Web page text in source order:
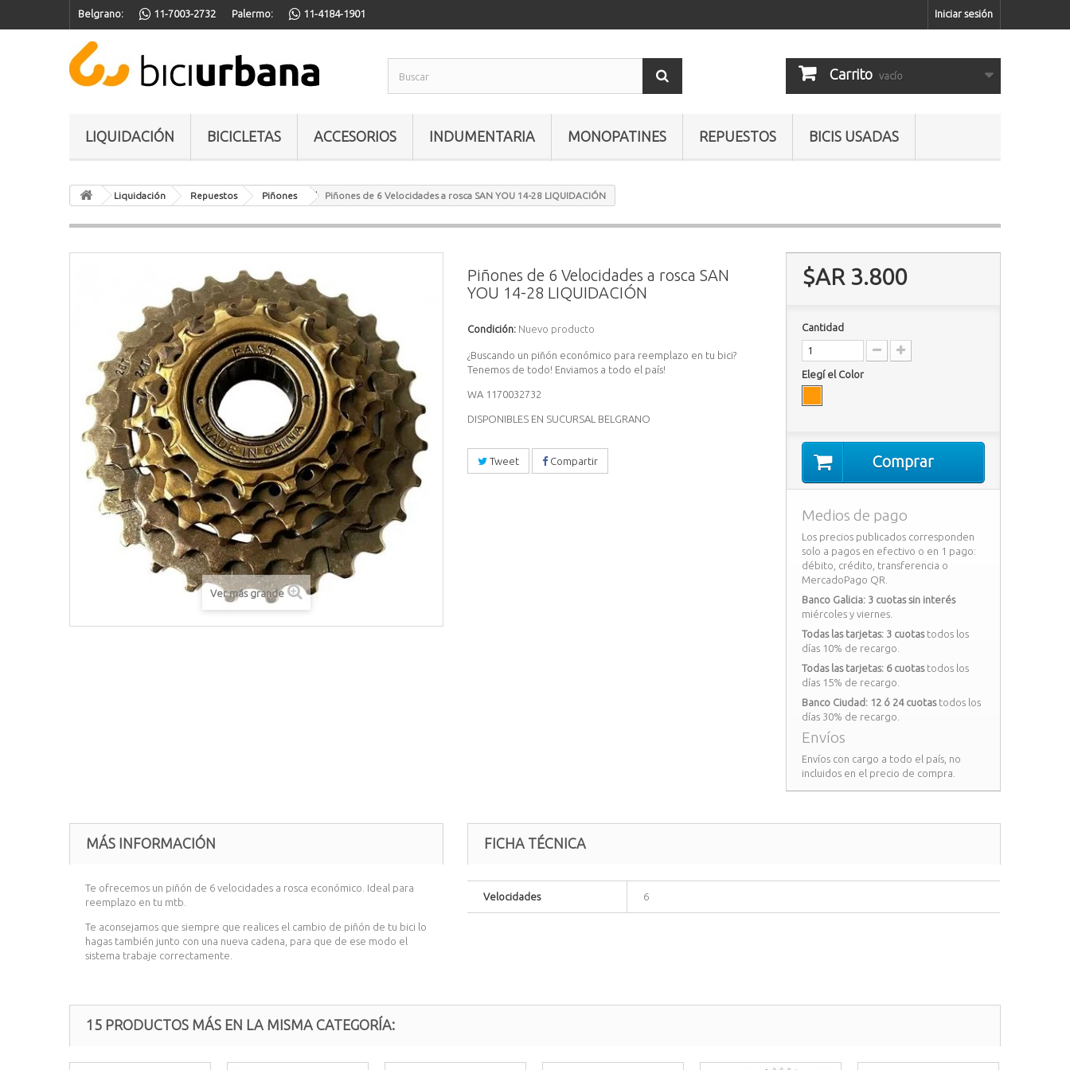
Belgrano: 11-7003-2732 Palermo: 11-4184-1901 Iniciar sesión
Carrito vacío
LIQUIDACIÓN BICICLETAS ACCESORIOS INDUMENTARIA MONOPATINES REPUESTOS BICIS USADAS
Liquidación Repuestos Piñones Piñones de 6 Velocidades a rosca SAN YOU 14-28 LIQUIDACIÓN
Ver más grande
Piñones de 6 Velocidades a rosca SAN
YOU 14-28 LIQUIDACIÓN
Condición: Nuevo producto
¿Buscando un piñón económico para reemplazo en tu bici?
Tenemos de todo! Enviamos a todo el país!
WA 1170032732
DISPONIBLES EN SUCURSAL BELGRANO
Tweet Compartir
$AR 3.800
Cantidad
Elegí el Color
Comprar
Medios de pago
Los precios publicados corresponden
solo a pagos en efectivo o en 1 pago:
débito, crédito, transferencia o
MercadoPago QR.
Banco Galicia: 3 cuotas sin interés
miércoles y viernes.
Todas las tarjetas: 3 cuotastodos los
días 10% de recargo.
Todas las tarjetas: 6 cuotastodos los
días 15% de recargo.
Banco Ciudad: 12 ó 24 cuotastodos los
días 30% de recargo.
Envíos
Envíos con cargo a todo el país, no
incluidos en el precio de compra.
MÁS INFORMACIÓN
Te ofrecemos un piñón de 6 velocidades a rosca económico. Ideal para
reemplazo en tu mtb.
Te aconsejamos que siempre que realices el cambio de piñón de tu bici lo
hagas también junto con una nueva cadena, para que de ese modo el
sistema trabaje correctamente.
FICHA TÉCNICA
Velocidades 6
15 PRODUCTOS MÁS EN LA MISMA CATEGORÍA: